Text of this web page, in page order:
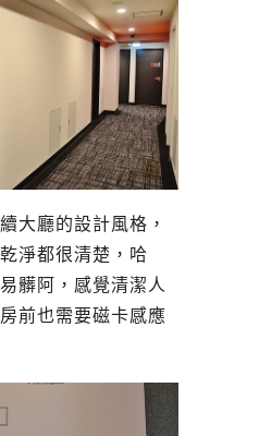
大廳的設計風格，
淨都很清楚，哈
髒阿，感覺清潔人
前也需要磁卡感應